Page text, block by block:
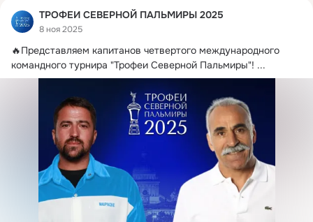
ТРОФЕИ СЕВЕРНОЙ ПАЛЬМИРЫ 2025
8 ноя 2025
🔥Представляем капитанов четвертого международного
командного турнира "Трофеи Северной Пальмиры"! ...